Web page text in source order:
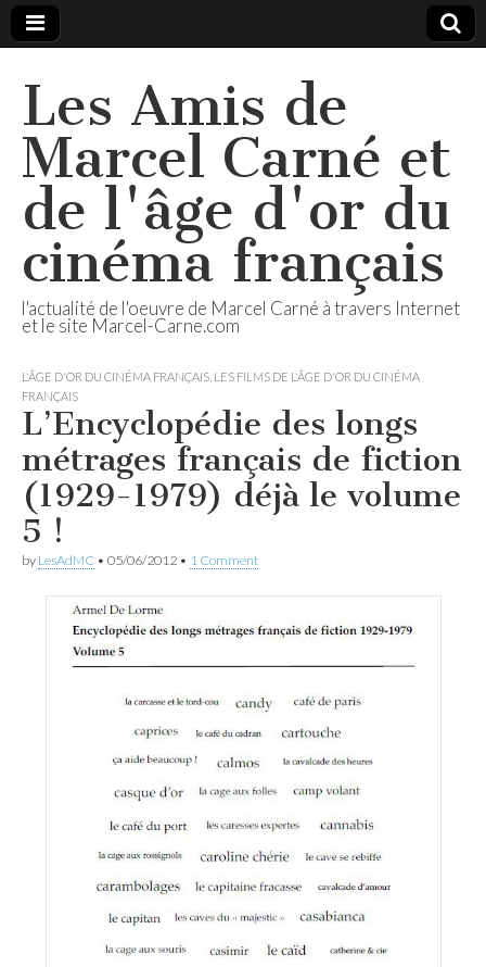
Les Amis de
Marcel Carné et
de l'âge d'or du
cinéma français
l'actualité de l'oeuvre de Marcel Carné à travers Internet
et le site Marcel-Carne.com
L'ÂGE D'OR DU CINÉMA FRANÇAIS LES FILMS DE L'ÂGE D'OR DU CINÉMA
FRANÇAIS
L’Encyclopédie des longs
métrages français de fiction
(1929-1979) déjà le volume
5 !
by LesAdMC • 05/06/2012 • 1 Comment